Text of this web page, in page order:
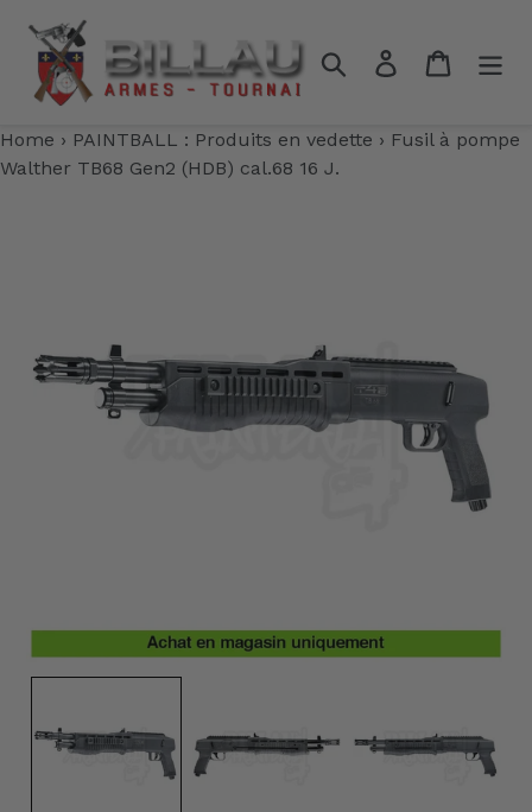
contenu
RechercherSe connecter
Panier
Home › PAINTBALL : Produits en vedette › Fusil à pompe
Walther TB68 Gen2 (HDB) cal.68 16 J.